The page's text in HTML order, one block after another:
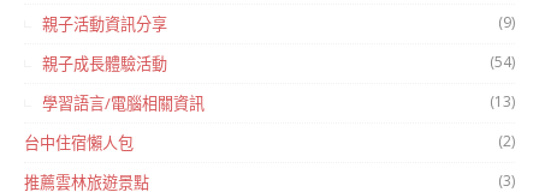
親子活動資訊分享 (9)
親子成長體驗活動 (54)
學習語言/電腦相關資訊 (13)
台中住宿懶人包 (2)
推薦雲林旅遊景點 (3)